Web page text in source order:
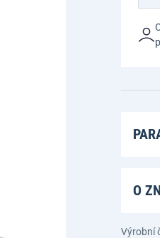
O
Výrobní